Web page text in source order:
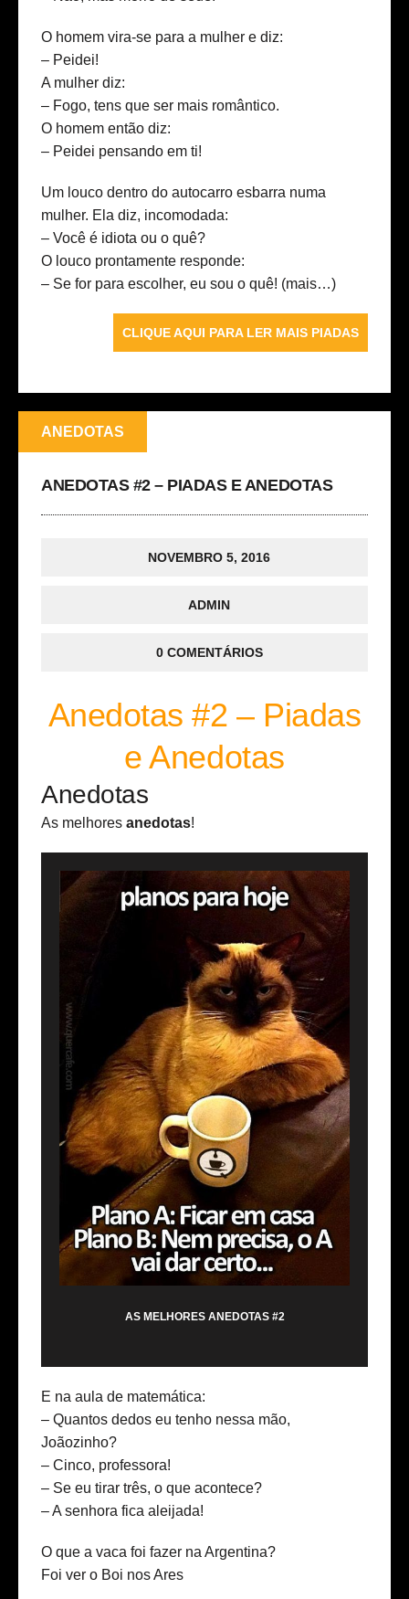
O homem vira-se para a mulher e diz:
– Peidei!
A mulher diz:
– Fogo, tens que ser mais romântico.
O homem então diz:
– Peidei pensando em ti!
Um louco dentro do autocarro esbarra numa
mulher. Ela diz, incomodada:
– Você é idiota ou o quê?
O louco prontamente responde:
– Se for para escolher, eu sou o quê! (mais…)
CLIQUE AQUI PARA LER MAIS PIADAS
ANEDOTAS
ANEDOTAS #2 – PIADAS E ANEDOTAS
NOVEMBRO 5, 2016
ADMIN
0 COMENTÁRIOS
Anedotas #2 – Piadas
e Anedotas
Anedotas
As melhores anedotas!
AS MELHORES ANEDOTAS #2
E na aula de matemática:
– Quantos dedos eu tenho nessa mão,
Joãozinho?
– Cinco, professora!
– Se eu tirar três, o que acontece?
– A senhora fica aleijada!
O que a vaca foi fazer na Argentina?
Foi ver o Boi nos Ares